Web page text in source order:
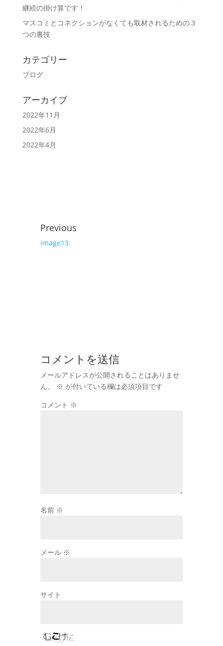
継続の掛け算です！
マスコミとコネクションがなくても取材されるための３
つの裏技
カテゴリー
ブログ
アーカイブ
2022年11月
2022年6月
2022年4月
Previous
image13
コメントを送信
メールアドレスが公開されることはありませ
ん。
※ が付いている欄は必須項目です
コメント ※
名前 ※
メール ※
サイト